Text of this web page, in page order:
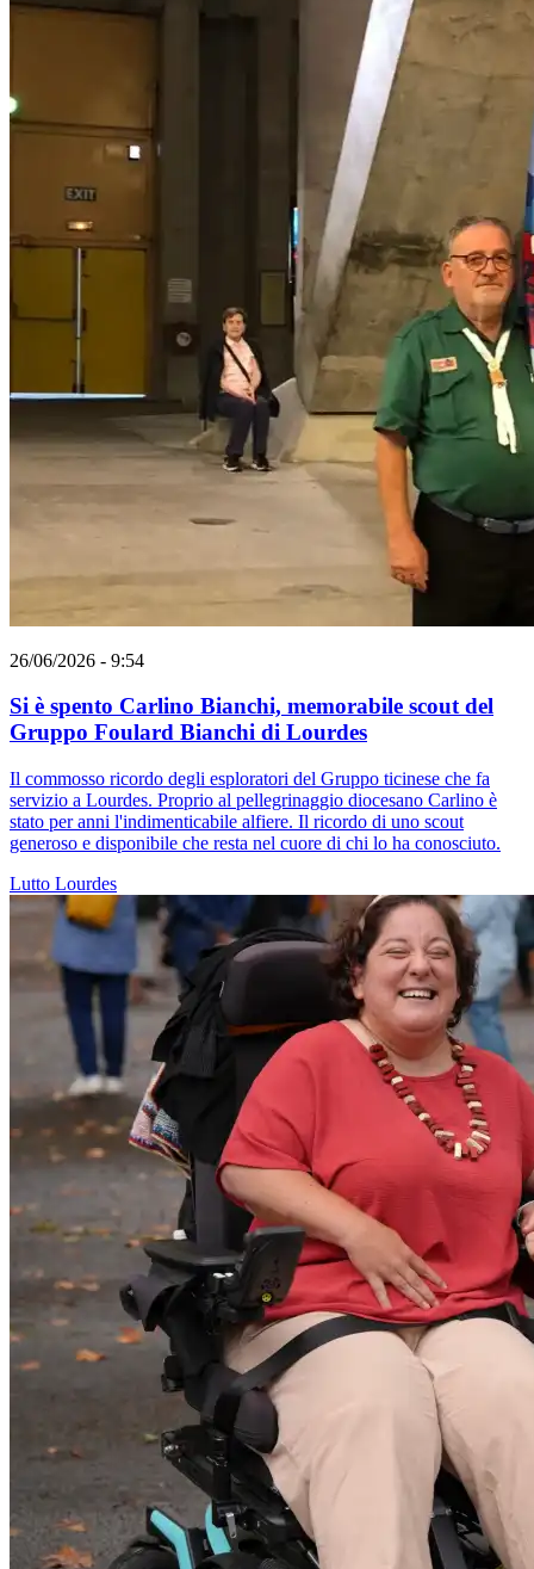
26/06/2026 - 9:54
Si è spento Carlino Bianchi, memorabile scout del
Gruppo Foulard Bianchi di Lourdes
Il commosso ricordo degli esploratori del Gruppo ticinese che fa
servizio a Lourdes. Proprio al pellegrinaggio diocesano Carlino è
stato per anni l'indimenticabile alfiere. Il ricordo di uno scout
generoso e disponibile che resta nel cuore di chi lo ha conosciuto.
Lutto Lourdes